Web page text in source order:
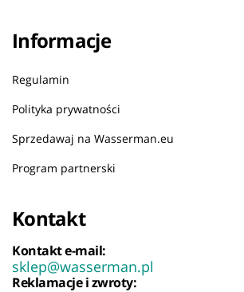
Informacje
Regulamin
Polityka prywatności
Sprzedawaj na Wasserman.eu
Program partnerski
Kontakt
Kontakt e-mail:
sklep@wasserman.pl
Reklamacje i zwroty: